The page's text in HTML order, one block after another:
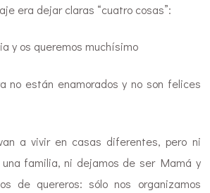
era dejar claras “cuatro cosas”:
y os queremos muchísimo
no están enamorados y no son felices
a vivir en casas diferentes, pero ni
familia, ni dejamos de ser Mamá y
de quereros: sólo nos organizamos